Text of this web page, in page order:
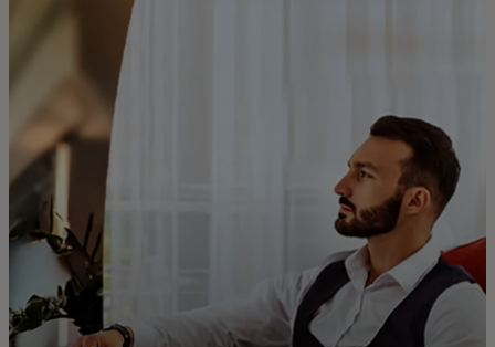
შენთვის
ბიზნესისთვის
მსოფლიოსთვის
ინოვატორებისთვის
სიახლეები და ტენდენციები